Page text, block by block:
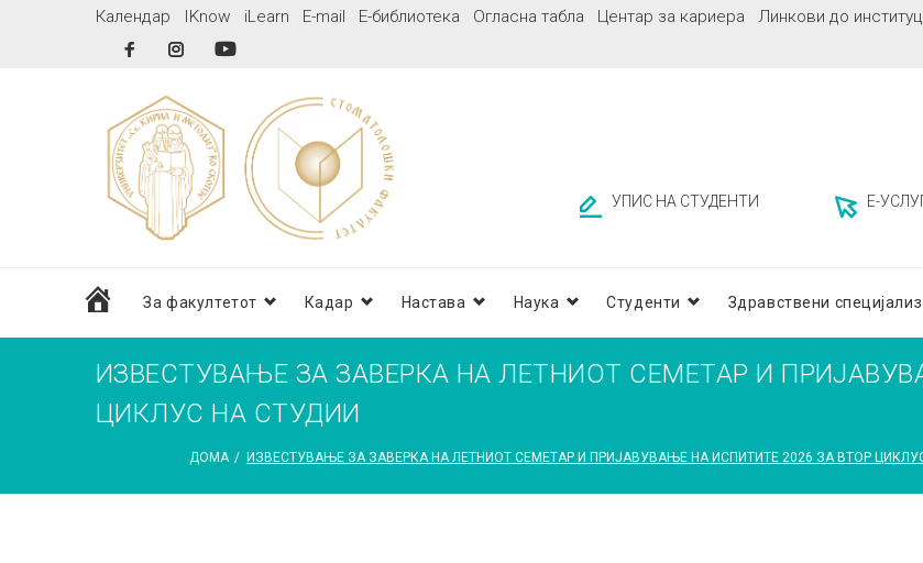
Календар IKnow iLearn E-mail Е-библиотека Огласна табла Центар за кариера Линкови до
FacebookInstagram
УПИС НА СТУДЕНТИ Е-
домаЗа факултетот Кадар Настава Наука Студенти Здравствени
ИЗВЕСТУВАЊЕ ЗА ЗАВЕРКА НА ЛЕТНИОТ СЕМЕТАР И
ЦИКЛУС НА СТУДИИ
ДОМА / ИЗВЕСТУВАЊЕ ЗА ЗАВЕРКА НА ЛЕТНИОТ СЕМЕТАР И ПРИЈАВУВАЊЕ НА ИСПИТИТЕ 2026 ЗА ВТОР